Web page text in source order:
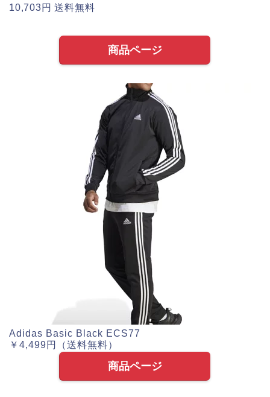
10,703円 送料無料
商品ページ
Adidas Basic Black ECS77
￥4,499円（送料無料）
商品ページ